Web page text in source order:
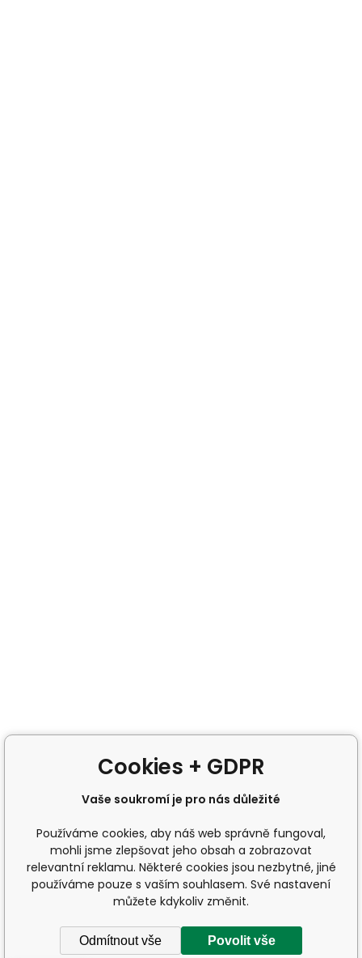
Cookies + GDPR
Vaše soukromí je pro nás důležité
Používáme cookies, aby náš web správně fungoval,
mohli jsme zlepšovat jeho obsah a zobrazovat
relevantní reklamu. Některé cookies jsou nezbytné, jiné
používáme pouze s vaším souhlasem. Své nastavení
můžete kdykoliv změnit.
Odmítnout vše Povolit vše